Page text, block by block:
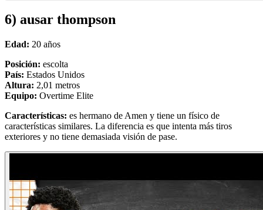
6) ausar thompson
Edad: 20 años
Posición: escolta
País: Estados Unidos
Altura: 2,01 metros
Equipo: Overtime Elite
Características: es hermano de Amen y tiene un físico de
características similares. La diferencia es que intenta más tiros
exteriores y no tiene demasiada visión de pase.